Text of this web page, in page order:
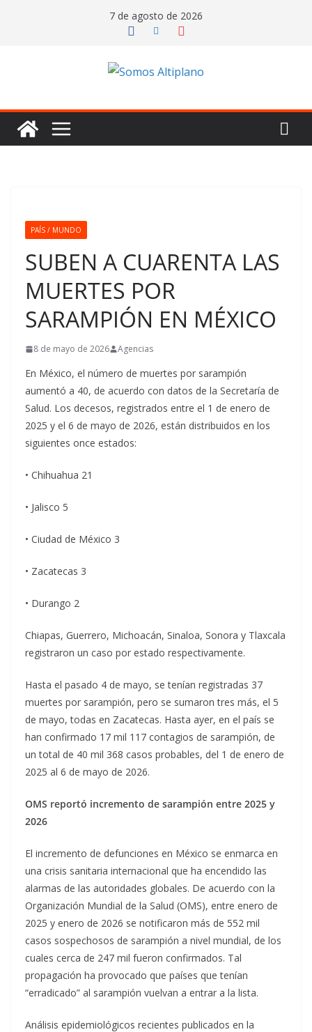
7 de agosto de 2026
PAÍS / MUNDO
SUBEN A CUARENTA LAS
MUERTES POR
SARAMPIÓN EN MÉXICO
8 de mayo de 2026 Agencias
En México, el número de muertes por sarampión
aumentó a 40, de acuerdo con datos de la Secretaría de
Salud. Los decesos, registrados entre el 1 de enero de
2025 y el 6 de mayo de 2026, están distribuidos en los
siguientes once estados:
• Chihuahua 21
• Jalisco 5
• Ciudad de México 3
• Zacatecas 3
• Durango 2
Chiapas, Guerrero, Michoacán, Sinaloa, Sonora y Tlaxcala
registraron un caso por estado respectivamente.
Hasta el pasado 4 de mayo, se tenían registradas 37
muertes por sarampión, pero se sumaron tres más, el 5
de mayo, todas en Zacatecas. Hasta ayer, en el país se
han confirmado 17 mil 117 contagios de sarampión, de
un total de 40 mil 368 casos probables, del 1 de enero de
2025 al 6 de mayo de 2026.
OMS reportó incremento de sarampión entre 2025 y
2026
El incremento de defunciones en México se enmarca en
una crisis sanitaria internacional que ha encendido las
alarmas de las autoridades globales. De acuerdo con la
Organización Mundial de la Salud (OMS), entre enero de
2025 y enero de 2026 se notificaron más de 552 mil
casos sospechosos de sarampión a nivel mundial, de los
cuales cerca de 247 mil fueron confirmados. Tal
propagación ha provocado que países que tenían
“erradicado” al sarampión vuelvan a entrar a la lista.
Análisis epidemiológicos recientes publicados en la